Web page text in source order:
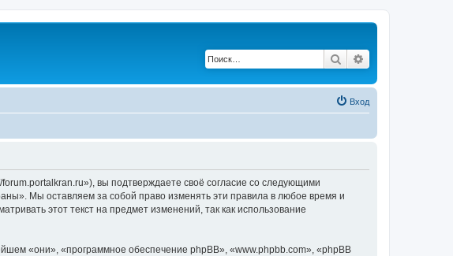
Поиск
Вход
вы подтверждаете своё согласие со следующими
Мы оставляем за собой право изменять эти правила в любое время и
этот текст на предмет изменений, так как использование
«они», «программное обеспечение phpBB», «www.phpbb.com», «phpBB